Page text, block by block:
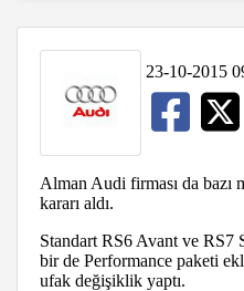
23-10-2015
Alman Audi firması da bazı
kararı aldı.
Standart RS6 Avant ve RS7
bir de Performance paketi
ufak değişiklik yaptı.